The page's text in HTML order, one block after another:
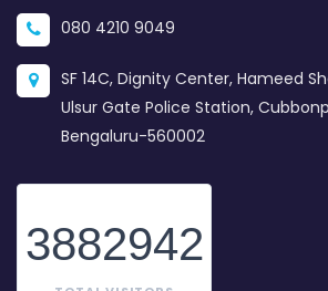
080 4210 9049
SF 14C, Dignity Center, Hameed
Ulsur Gate Police Station,
Bengaluru-560002
3882942